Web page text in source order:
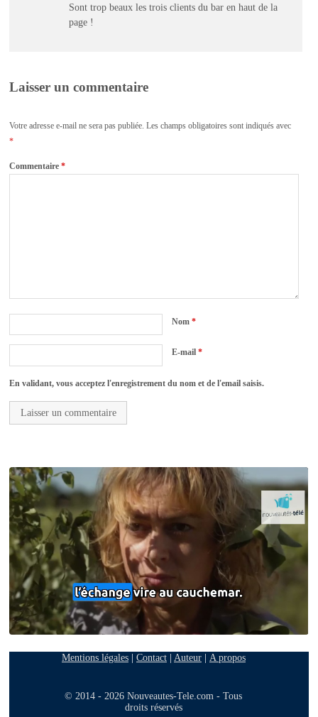
Sont trop beaux les trois clients du bar en haut de la
page !
Laisser un commentaire
Votre adresse e-mail ne sera pas publiée. Les champs obligatoires sont indiqués avec
*
Commentaire*
Nom*
E-mail*
En validant, vous acceptez l'enregistrement du nom et de l'email saisis.
Mentions légales| Contact| Auteur| A propos
© 2014 - 2026 Nouveautes-Tele.com - Tous
droits réservés